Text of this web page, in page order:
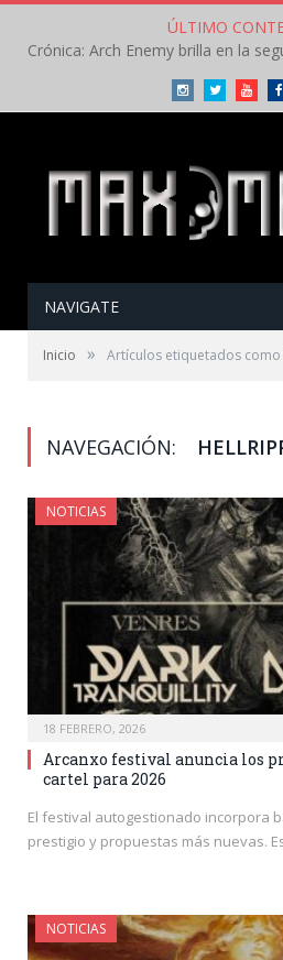
ÚLTIMO
InstagramTwitter
NAVIGATE
Inicio » Artículos etiquetados
NAVEGACIÓN:
NOTICIAS
18 FEBRERO, 2026
Arcanxo festival anuncia los
cartel para 2026
El festival autogestionado incorpora
prestigio y propuestas más nuevas.
NOTICIAS